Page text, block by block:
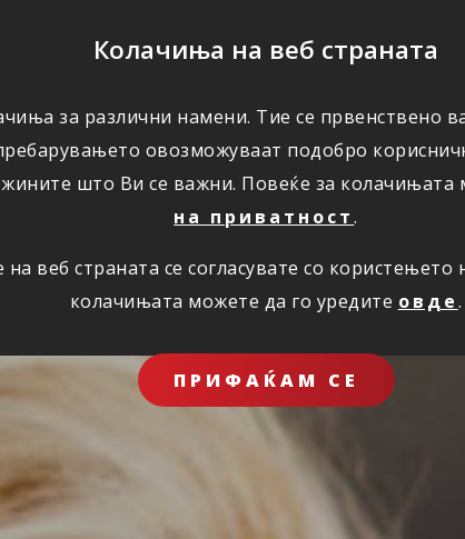
Колачиња на веб страната
за различни намени. Тие се првенствено
овозможуваат подобро
што Ви се важни. Повеќе за колачињата
на приватност.
веб страната се согласувате со
колачињата можете да го уредите овде.
ПРИФАЌАМ СЕ